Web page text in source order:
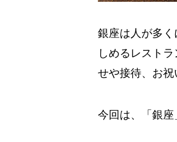
銀座は人が多
しめるレスト
せや接待、お祝
今回は、「銀座